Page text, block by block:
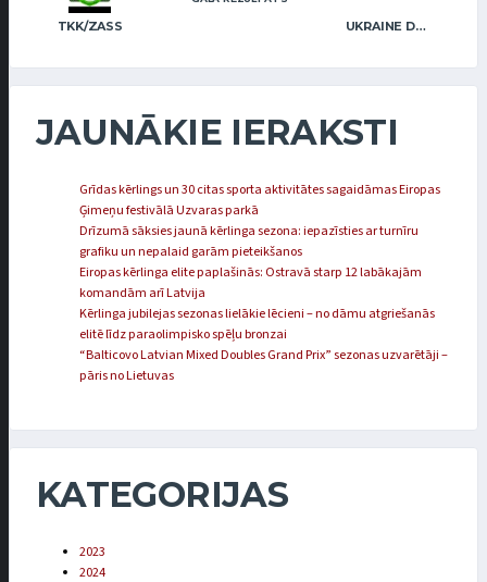
TKK/ZASS UKRAINE DEAF GIRLS
JAUNĀKIE IERAKSTI
Grīdas kērlings un 30 citas sporta aktivitātes sagaidāmas Eiropas
Ģimeņu festivālā Uzvaras parkā
Drīzumā sāksies jaunā kērlinga sezona: iepazīsties ar turnīru
grafiku un nepalaid garām pieteikšanos
Eiropas kērlinga elite paplašinās: Ostravā starp 12 labākajām
komandām arī Latvija
Kērlinga jubilejas sezonas lielākie lēcieni – no dāmu atgriešanās
elitē līdz paraolimpisko spēļu bronzai
“Balticovo Latvian Mixed Doubles Grand Prix” sezonas uzvarētāji –
pāris no Lietuvas
KATEGORIJAS
2023
2024